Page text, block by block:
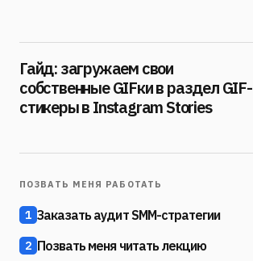
Гайд: загружаем свои
собственные GIFки в раздел GIF-
стикеры в Instagram Stories
ПОЗВАТЬ МЕНЯ РАБОТАТЬ
1 Заказать аудит SMM-стратегии
2 Позвать меня читать лекцию